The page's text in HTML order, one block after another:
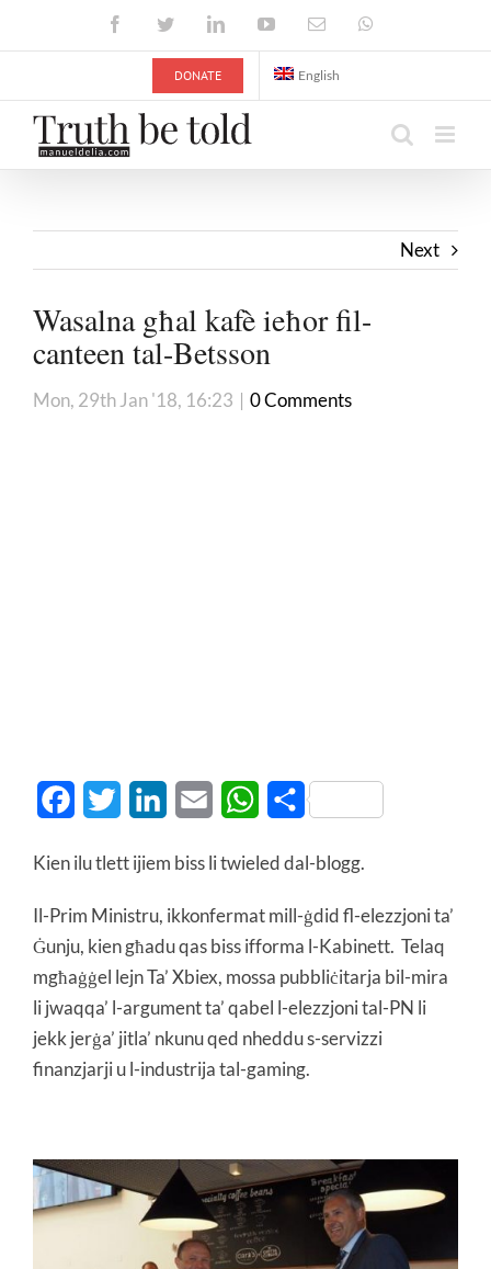
FacebookTwitterLinkedInYouTubeEmail
DONATE English
Next
Wasalna għal kafè ieħor fil-
canteen tal-Betsson
Mon, 29th Jan '18, 16:23 | 0 Comments
FacebookTwitter LinkedInEmail WhatsApp
Share
Kien ilu tlett ijiem biss li twieled dal-blogg.
Il-Prim Ministru, ikkonfermat mill-ġdid fl-elezzjoni ta’
Ġunju, kien għadu qas biss ifforma l-Kabinett. Telaq
mgħaġġel lejn Ta’ Xbiex, mossa pubbliċitarja bil-mira
li jwaqqa’ l-argument ta’ qabel l-elezzjoni tal-PN li
jekk jerġa’ jitla’ nkunu qed nheddu s-servizzi
finanzjarji u l-industrija tal-gaming.